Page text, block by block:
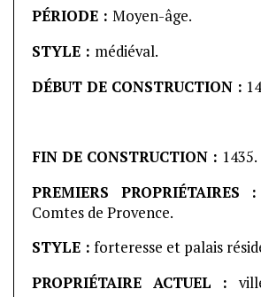
PÉRIODE :Moyen-âge.
STYLE : médiéval.
DÉBUT DE CONSTRUCTION :
FIN DE CONSTRUCTION : 1435.
PREMIERS PROPRIÉTAIRES :
Comtes de Provence.
STYLE : forteresse et palais
PROPRIÉTAIRE ACTUEL :